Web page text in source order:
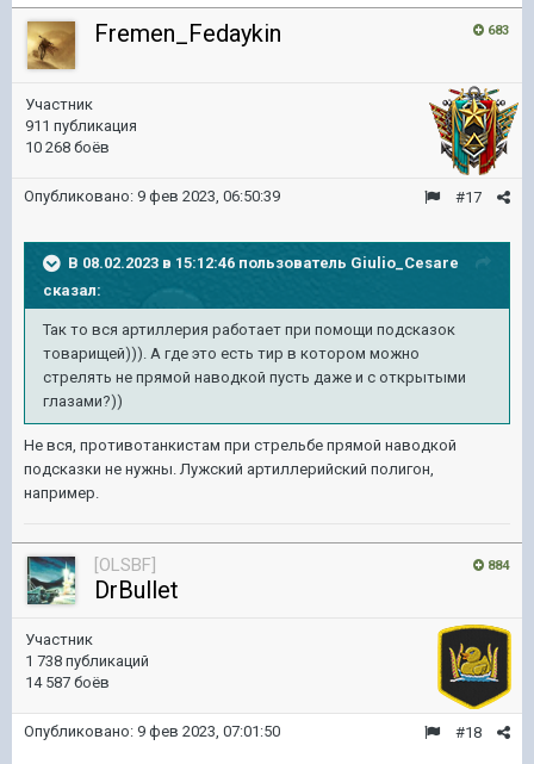
683
Fremen_Fedaykin
Участник
911 публикация
10 268 боёв
#17
Опубликовано: 9 фев 2023, 06:50:39
В 08.02.2023 в 15:12:46 пользователь Giulio_Cesare
сказал:
Так то вся артиллерия работает при помощи подсказок
товарищей))). А где это есть тир в котором можно
стрелять не прямой наводкой пусть даже и с открытыми
глазами?))
Не вся, противотанкистам при стрельбе прямой наводкой
подсказки не нужны. Лужский артиллерийский полигон,
например.
884
[OLSBF]
DrBullet
Участник
1 738 публикаций
14 587 боёв
#18
Опубликовано: 9 фев 2023, 07:01:50